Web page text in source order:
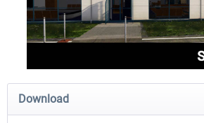
Aerosoft Mega Airport Brüssel
Download